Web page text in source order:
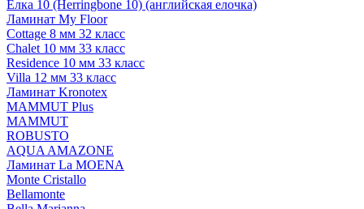
Елка 10 (Herringbone 10) (английская елочка)
Ламинат My Floor
Cottage 8 мм 32 класс
Chalet 10 мм 33 класс
Residence 10 мм 33 класс
Villa 12 мм 33 класс
Ламинат Kronotex
MAMMUT Plus
MAMMUT
ROBUSTO
AQUA AMAZONE
Ламинат La MOENA
Monte Cristallo
Bellamonte